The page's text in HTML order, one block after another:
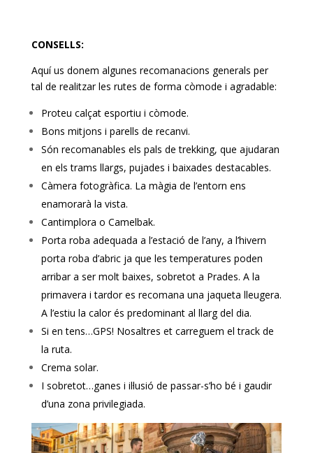
CONSELLS:
Aquí us donem algunes recomanacions generals per
tal de realitzar les rutes de forma còmode i agradable:
Proteu calçat esportiu i còmode.
Bons mitjons i parells de recanvi.
Són recomanables els pals de trekking, que ajudaran
en els trams llargs, pujades i baixades destacables.
Càmera fotogràfica. La màgia de l’entorn ens
enamorarà la vista.
Cantimplora o Camelbak.
Porta roba adequada a l’estació de l’any, a l’hivern
porta roba d’abric ja que les temperatures poden
arribar a ser molt baixes, sobretot a Prades. A la
primavera i tardor es recomana una jaqueta lleugera.
A l’estiu la calor és predominant al llarg del dia.
Si en tens…GPS! Nosaltres et carreguem el track de
la ruta.
Crema solar.
I sobretot…ganes i il·lusió de passar-s’ho bé i gaudir
d’una zona privilegiada.